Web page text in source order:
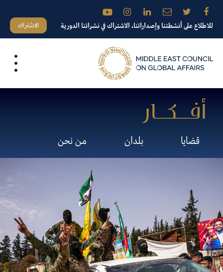
للاطلاع على أنشطتنا وإصداراتنا، الاشتراك في نشراتنا الدورية الاشتراك
قضايا بلدان من نحن